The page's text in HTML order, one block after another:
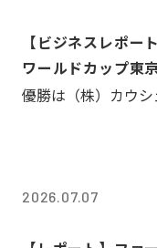
【ビジネスレポー
ワールドカップ東
優勝は（株）カウシ
2026.07.07